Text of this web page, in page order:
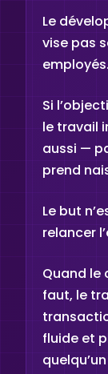
Le
vise pas
employés.
Si
le travail
aussi —
prend
Le but
relancer
Quand le
faut, le
fluide et